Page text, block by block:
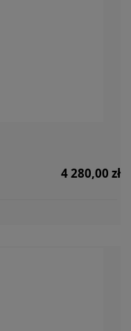
4 280,00 zł